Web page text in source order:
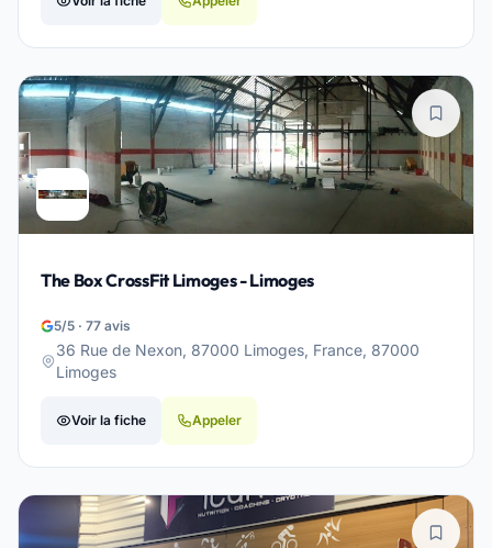
The Box CrossFit Limoges - Limoges
5/5 · 77 avis
36 Rue de Nexon, 87000 Limoges, France, 87000
Limoges
Voir la fiche Appeler